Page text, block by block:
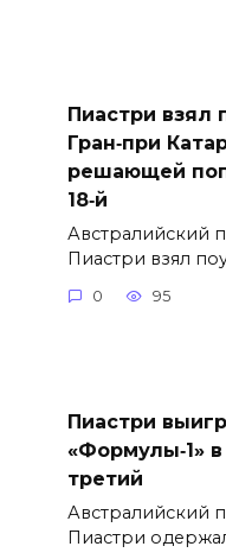
Пиастри взял
Гран‑при
решающей
18‑й
Австралийский
Пиастри взял
0 95
Пиастри
«Формулы‑1»
третий
Австралийский
Пиастри